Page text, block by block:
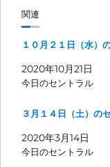
関連
１０月２１日（水）
2020年10月21日
今日のセントラル
３月１４日（土）の
2020年3月14日
今日のセントラル